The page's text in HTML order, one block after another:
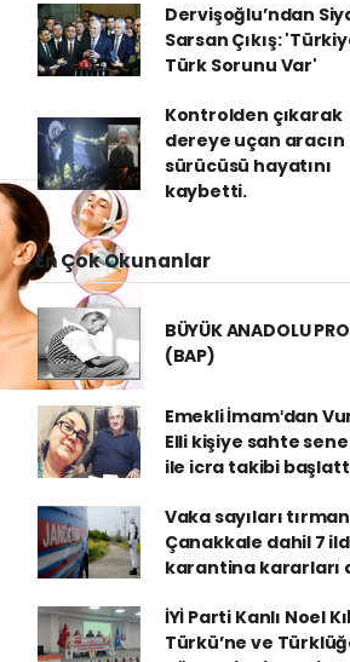
Dervişoğlu’ndan
Sarsan Çıkış:
Türk Sorunu Var'
Kontrolden çıkarak
dereye uçan aracın
sürücüsü hayatını
kaybetti.
En Çok Okunanlar
BÜYÜK ANADOLU
(BAP)
Emekli İmamʹdan
Elli kişiye sahte
ile icra takibi
Vaka sayıları
Çanakkale dahil 7
karantina kararları
İYİ Parti Kanlı Noel
Türkü’ne ve